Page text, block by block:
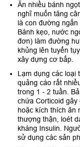
Ăn nhiều bánh
nghĩ muốn tăng
là con đường ngắn
Bánh kẹo, nước
đơn) làm đường
khủng lên tuyến
xây dựng cơ bắp.
Lạm dụng các loại
quảng cáo rất
trong 1 - 2 tuần.
chứa Corticoid gây
hoặc kích thích ăn
thượng thận, loét
kháng Insulin.
sử dụng các sản